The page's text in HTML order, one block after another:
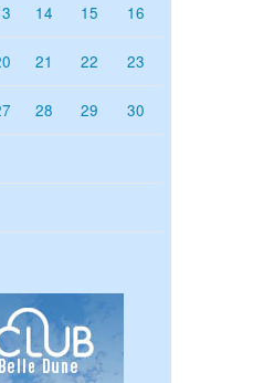
14 15 16
21 22 23
28 29 30